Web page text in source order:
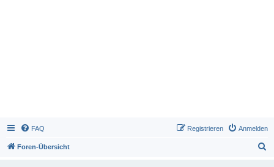
FAQ Anmelden
Registrieren
Foren-Übersicht